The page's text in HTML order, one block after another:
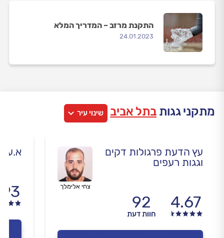
התקנת מרזב – המדריך המלא
24.01.2023
מתקני גגות בתל אביב שינוי עיר
עץ הדעת פרגולות דקים
וגגות רעפים
4.67
92
חוות דעת
צחי אלימלך
א.ע